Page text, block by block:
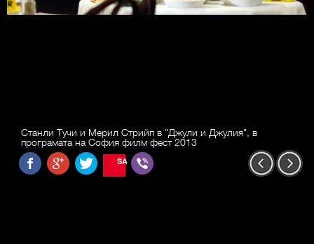
Станли Тучи и Мерил Стрийп в "Джули и Джулия", в
програмата на София филм фест 2013
SAVE